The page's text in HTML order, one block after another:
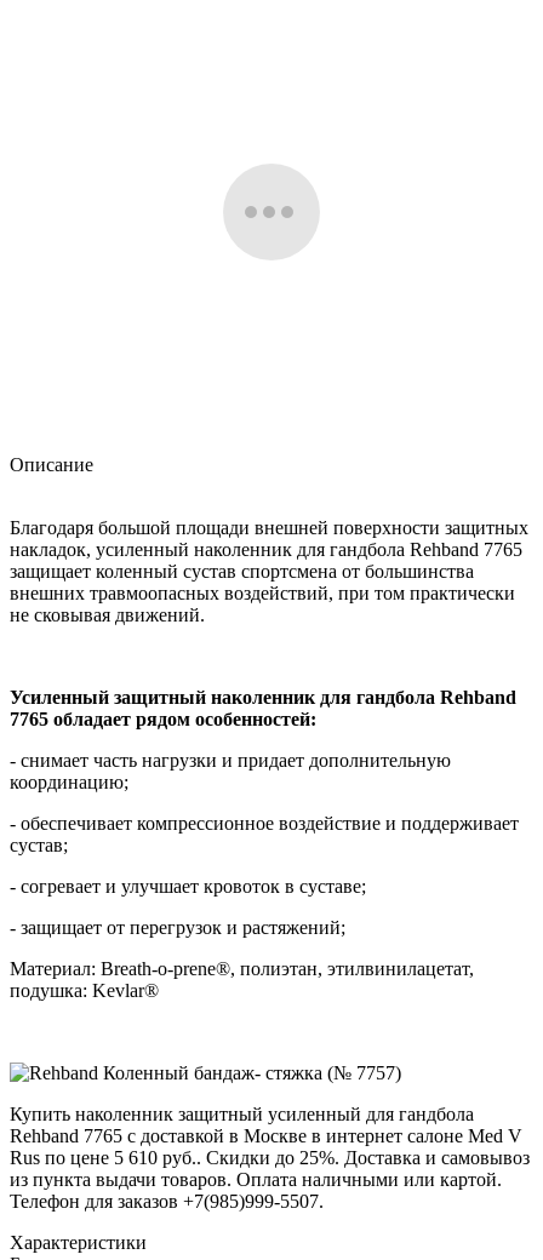
Описание
Благодаря большой площади внешней поверхности защитных
накладок, усиленный наколенник для гандбола Rehband 7765
защищает коленный сустав спортсмена от большинства
внешних травмоопасных воздействий, при том практически
не сковывая движений.
Усиленный защитный наколенник для гандбола Rehband
7765 обладает рядом особенностей:
- снимает часть нагрузки и придает дополнительную
координацию;
- обеспечивает компрессионное воздействие и поддерживает
сустав;
- согревает и улучшает кровоток в суставе;
- защищает от перегрузок и растяжений;
Материал: Breath-o-prene®, полиэтан, этилвинилацетат,
подушка: Kevlar®
Купить наколенник защитный усиленный для гандбола
Rehband 7765 с доставкой в Москве в интернет салоне Med V
Rus по цене 5 610 руб.. Скидки до 25%. Доставка и самовывоз
из пункта выдачи товаров. Оплата наличными или картой.
Телефон для заказов +7(985)999-5507.
Характеристики